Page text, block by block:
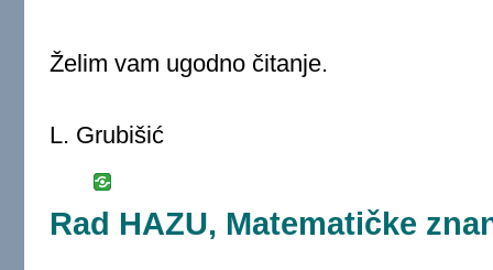
Želim vam ugodno čitanje.
L. Grubišić
Rad HAZU, Matematičke